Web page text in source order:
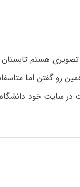
هستم
رو گفتن اما
سایت خود